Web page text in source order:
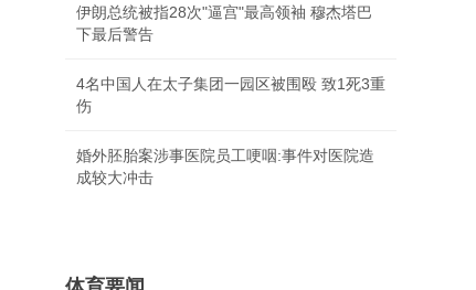
伊朗总统被指28次"逼宫"最高领袖 穆杰塔巴
下最后警告
4名中国人在太子集团一园区被围殴 致1死3重
伤
婚外胚胎案涉事医院员工哽咽:事件对医院造
成较大冲击